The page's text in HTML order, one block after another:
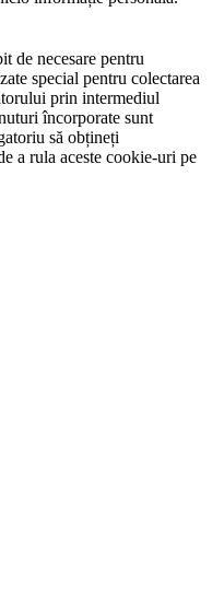
de necesare pentru
special pentru colectarea
prin intermediul
încorporate sunt
să obțineți
a rula aceste cookie-uri pe